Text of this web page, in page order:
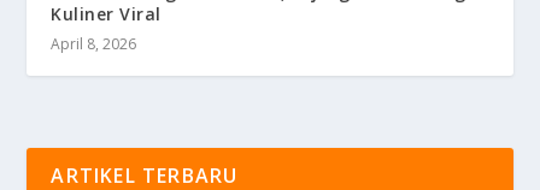
Kuliner Viral
April 8, 2026
ARTIKEL TERBARU